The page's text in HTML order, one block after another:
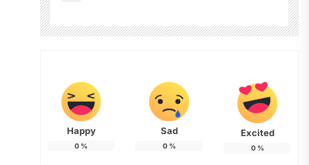
Happy
0 %
Sad
0%
Excited
0%